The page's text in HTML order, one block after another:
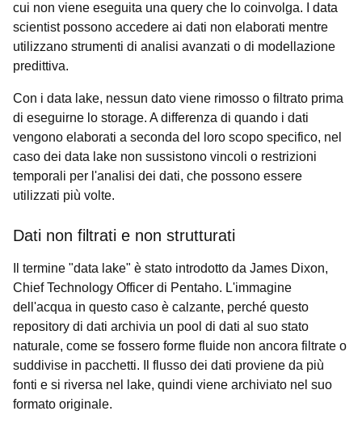
cui non viene eseguita una query che lo coinvolga. I data
scientist possono accedere ai dati non elaborati mentre
utilizzano strumenti di analisi avanzati o di modellazione
predittiva.
Con i data lake, nessun dato viene rimosso o filtrato prima
di eseguirne lo storage. A differenza di quando i dati
vengono elaborati a seconda del loro scopo specifico, nel
caso dei data lake non sussistono vincoli o restrizioni
temporali per l'analisi dei dati, che possono essere
utilizzati più volte.
Dati non filtrati e non strutturati
Il termine "data lake" è stato introdotto da James Dixon,
Chief Technology Officer di Pentaho. L'immagine
dell'acqua in questo caso è calzante, perché questo
repository di dati archivia un pool di dati al suo stato
naturale, come se fossero forme fluide non ancora filtrate o
suddivise in pacchetti. Il flusso dei dati proviene da più
fonti e si riversa nel lake, quindi viene archiviato nel suo
formato originale.